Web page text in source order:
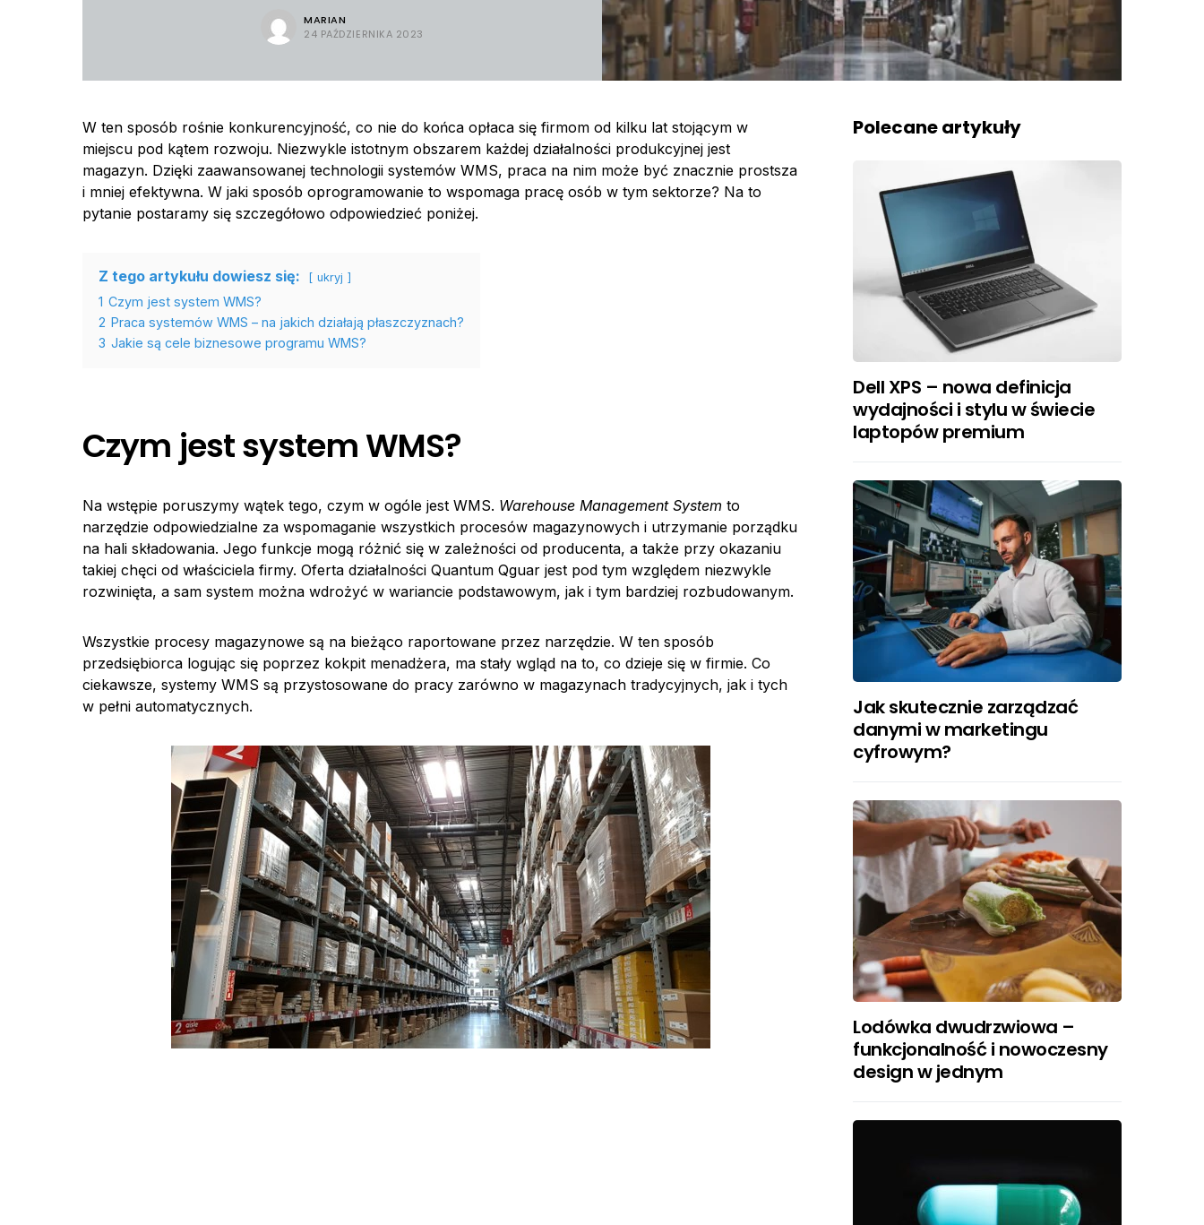
MARIAN
24 PAŹDZIERNIKA 2023
W ten sposób rośnie konkurencyjność, co nie do końca opłaca się firmom od kilku lat stojącym w
miejscu pod kątem rozwoju. Niezwykle istotnym obszarem każdej działalności produkcyjnej jest
magazyn. Dzięki zaawansowanej technologii systemów WMS, praca na nim może być znacznie prostsza
i mniej efektywna. W jaki sposób oprogramowanie to wspomaga pracę osób w tym sektorze? Na to
pytanie postaramy się szczegółowo odpowiedzieć poniżej.
Z tego artykułu dowiesz się: ukryj
1 Czym jest system WMS?
2 Praca systemów WMS – na jakich działają płaszczyznach?
3 Jakie są cele biznesowe programu WMS?
Czym jest system WMS?
Na wstępie poruszymy wątek tego, czym w ogóle jest WMS. Warehouse Management System to
narzędzie odpowiedzialne za wspomaganie wszystkich procesów magazynowych i utrzymanie porządku
na hali składowania. Jego funkcje mogą różnić się w zależności od producenta, a także przy okazaniu
takiej chęci od właściciela firmy. Oferta działalności Quantum Qguar jest pod tym względem niezwykle
rozwinięta, a sam system można wdrożyć w wariancie podstawowym, jak i tym bardziej rozbudowanym.
Wszystkie procesy magazynowe są na bieżąco raportowane przez narzędzie. W ten sposób
przedsiębiorca logując się poprzez kokpit menadżera, ma stały wgląd na to, co dzieje się w firmie. Co
ciekawsze, systemy WMS są przystosowane do pracy zarówno w magazynach tradycyjnych, jak i tych
w pełni automatycznych.
Polecane artykuły
Dell XPS – nowa definicja
wydajności i stylu w świecie
laptopów premium
Jak skutecznie zarządzać
danymi w marketingu
cyfrowym?
Lodówka dwudrzwiowa –
funkcjonalność i nowoczesny
design w jednym